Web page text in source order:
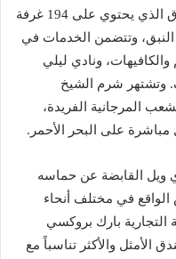
التوقيع يوم 10 يونيو 2022، ويقام الفندق الذي يحتوي على 194 غرفة
وتتضمن الخدمات في
ونادي ليلي
وتشتهر شرم الشيخ
المرجانية الفريدة،
على البحر الأحمر.
القابضة عن حماسه
الواقع في مختلف أنحاء
التجارية بارك بروكسي
والأكثر تناسباً مع